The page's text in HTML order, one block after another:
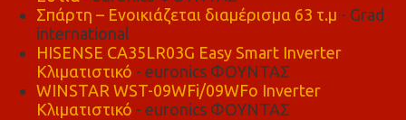
Σπάρτη – Ενοικιάζεται διαμέρισμα 63 τ.μ - Grad
international
HISENSE CA35LR03G Easy Smart Inverter
Κλιματιστικό - euronics ΦΟΥΝΤΑΣ
WINSTAR WST-09WFi/09WFo Inverter
Κλιματιστικό - euronics ΦΟΥΝΤΑΣ